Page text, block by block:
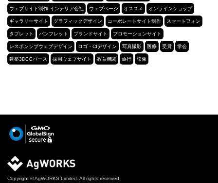
ウェブサイト制作-インテリア会社 ウェブページ オススメ オンラインショップ
ギャラリーサイト グラフィックデザイン コーポレートサイト制作 スマートフォン
タブレット パンフレット ブランドサイト プロモーションサイト
レスポンシブウェブデザイン ロゴ・CIデザイン 写真撮影 医療 受賞 学会
建築3DCGパース 採用ウェブサイト 教育機関 旅行 映像
Copyright © AgWORKS Limited. All rights reserved.